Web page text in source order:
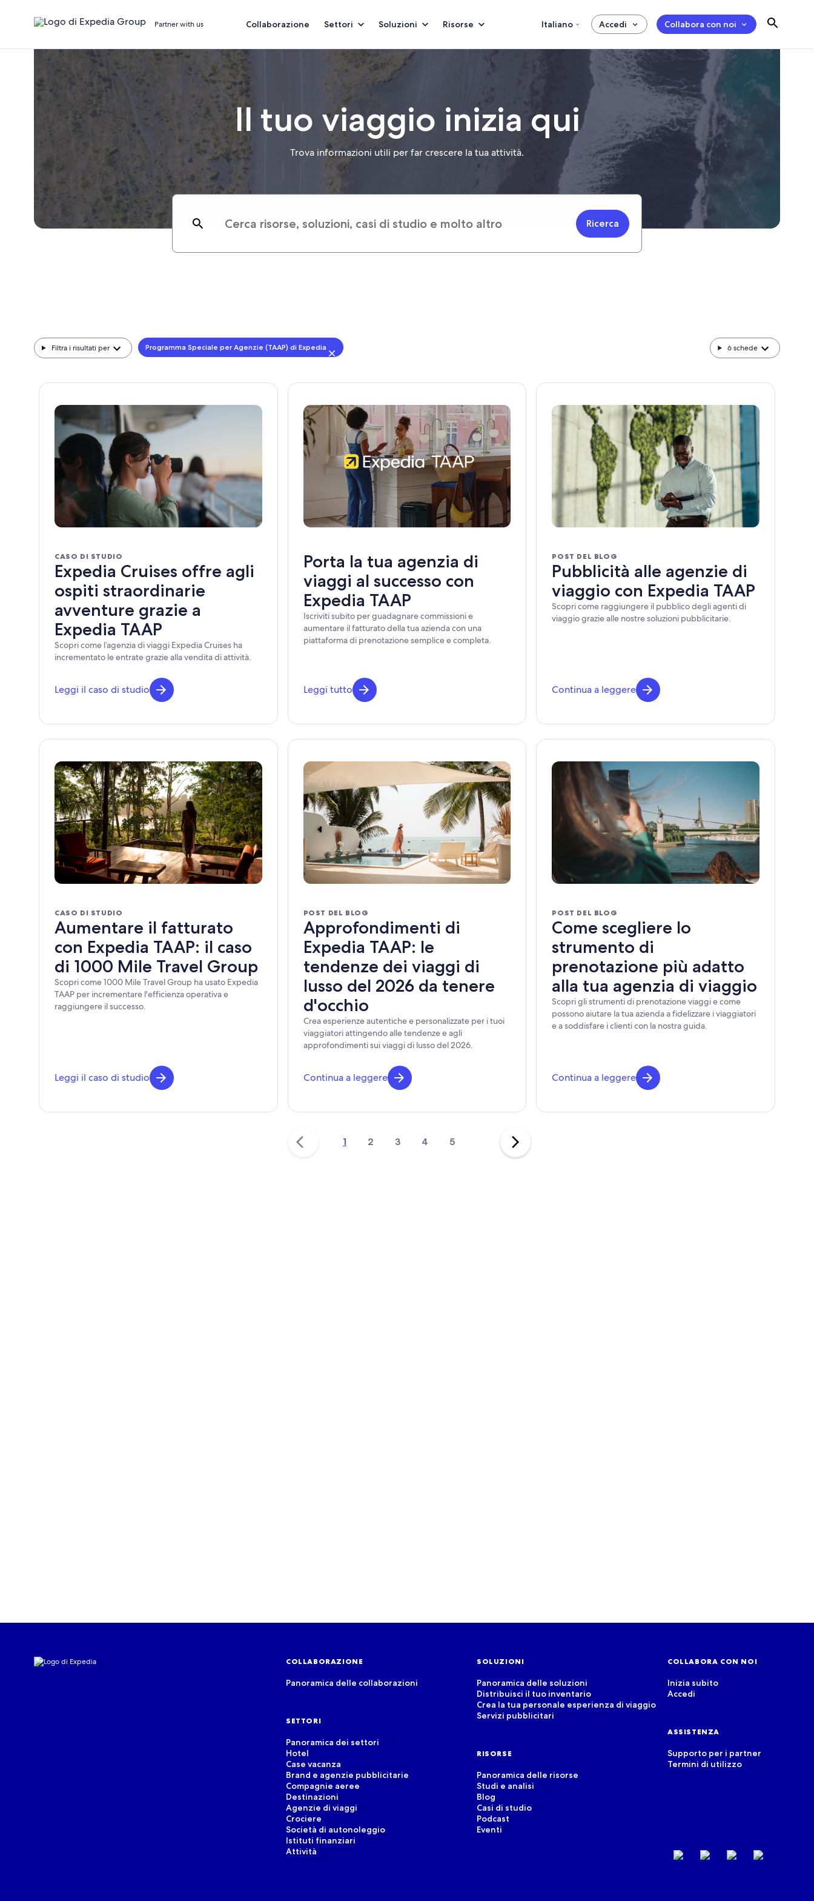
Partner with us Collaborazione Settori Soluzioni Risorse Italiano Accedi Collabora con noi
Il tuo viaggio inizia qui
Trova informazioni utili per far crescere la tua attività.
Search Ricerca
Filtra i risultati per Programma Speciale per Agenzie (TAAP) di Expedia 6schede
CASO DI STUDIO
Expedia Cruises offre agli
ospiti straordinarie
avventure grazie a
Expedia TAAP
Scopri come l’agenzia di viaggi Expedia Cruises ha
incrementato le entrate grazie alla vendita di attività.
Leggi il caso di studio
Porta la tua agenzia di
viaggi al successo con
Expedia TAAP
Iscriviti subito per guadagnare commissioni e
aumentare il fatturato della tua azienda con una
piattaforma di prenotazione semplice e completa.
Leggi tutto
POST DEL BLOG
Pubblicità alle agenzie di
viaggio con Expedia TAAP
Scopri come raggiungere il pubblico degli agenti di
viaggio grazie alle nostre soluzioni pubblicitarie.
Continua a leggere
CASO DI STUDIO
Aumentare il fatturato
con Expedia TAAP: il caso
di 1000 Mile Travel Group
Scopri come 1000 Mile Travel Group ha usato Expedia
TAAP per incrementare l'efficienza operativa e
raggiungere il successo.
Leggi il caso di studio
POST DEL BLOG
Approfondimenti di
Expedia TAAP: le
tendenze dei viaggi di
lusso del 2026 da tenere
d'occhio
Crea esperienze autentiche e personalizzate per i tuoi
viaggiatori attingendo alle tendenze e agli
approfondimenti sui viaggi di lusso del 2026.
Continua a leggere
POST DEL BLOG
Come scegliere lo
strumento di
prenotazione più adatto
alla tua agenzia di viaggio
Scopri gli strumenti di prenotazione viaggi e come
possono aiutare la tua azienda a fidelizzare i viaggiatori
e a soddisfare i clienti con la nostra guida.
Continua a leggere
1 2 3 4 5
COLLABORAZIONE
Panoramica delle collaborazioni
SETTORI
Panoramica dei settori
Hotel
Case vacanza
Brand e agenzie pubblicitarie
Compagnie aeree
Destinazioni
Agenzie di viaggi
Crociere
Società di autonoleggio
Istituti finanziari
Attività
SOLUZIONI
Panoramica delle soluzioni
Distribuisci il tuo inventario
Crea la tua personale esperienza di viaggio
Servizi pubblicitari
RISORSE
Panoramica delle risorse
Studi e analisi
Blog
Casi di studio
Podcast
Eventi
COLLABORA CON NOI
Inizia subito
Accedi
ASSISTENZA
Supporto per i partner
Termini di utilizzo